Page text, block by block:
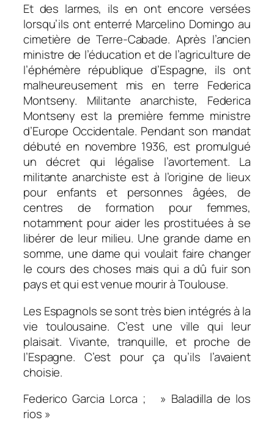
Et des larmes, ils en ont encore versées
lorsqu’ils ont enterré Marcelino Domingo au
cimetière de Terre-Cabade. Après l’ancien
ministre de l’éducation et de l’agriculture de
l’éphémère république d’Espagne, ils ont
malheureusement mis en terre Federica
Montseny. Militante anarchiste, Federica
Montseny est la première femme ministre
d’Europe Occidentale. Pendant son mandat
débuté en novembre 1936, est promulgué
un décret qui légalise l’avortement. La
militante anarchiste est à l’origine de lieux
pour enfants et personnes âgées, de
centres de formation pour femmes,
notamment pour aider les prostituées à se
libérer de leur milieu. Une grande dame en
somme, une dame qui voulait faire changer
le cours des choses mais qui a dû fuir son
pays et qui est venue mourir à Toulouse.
Les Espagnols se sont très bien intégrés à la
vie toulousaine. C’est une ville qui leur
plaisait. Vivante, tranquille, et proche de
l’Espagne. C’est pour ça qu’ils l’avaient
choisie.
Federico Garcia Lorca ; » Baladilla de los
rios »